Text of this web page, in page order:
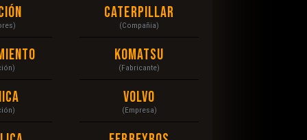
Caterpillar
(Compañia)
Komatsu
(Fabricante)
Volvo
(Empresa)